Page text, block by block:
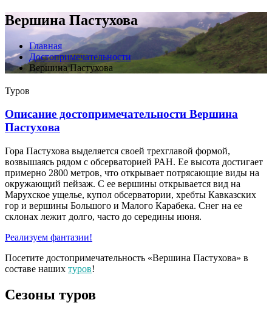
Вершина Пастухова
Главная
Достопримечательности
Вершина Пастухова
Туров
Описание достопримечательности Вершина
Пастухова
Гора Пастухова выделяется своей трехглавой формой,
возвышаясь рядом с обсерваторией РАН. Ее высота достигает
примерно 2800 метров, что открывает потрясающие виды на
окружающий пейзаж. С ее вершины открывается вид на
Марухское ущелье, купол обсерватории, хребты Кавказских
гор и вершины Большого и Малого Карабека. Снег на ее
склонах лежит долго, часто до середины июня.
Реализуем фантазии!
Посетите достопримечательность «Вершина Пастухова» в
составе наших туров!
Сезоны туров